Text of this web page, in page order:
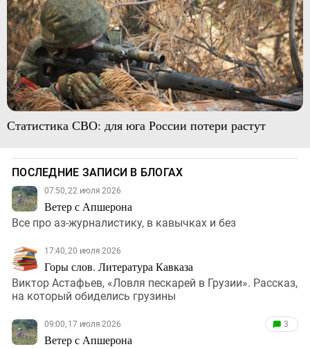
Статистика СВО: для юга России потери растут
ПОСЛЕДНИЕ ЗАПИСИ В БЛОГАХ
07:50, 22 июля 2026
Ветер с Апшерона
Все про аз-журналистику, в кавычках и без
17:40, 20 июля 2026
Горы слов. Литература Кавказа
Виктор Астафьев, «Ловля пескарей в Грузии». Рассказ,
на который обиделись грузины
09:00, 17 июля 2026
Ветер с Апшерона
3